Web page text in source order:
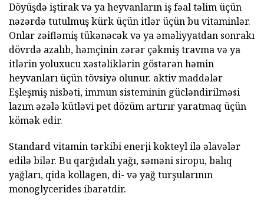
Döyüşdə iştirak və ya heyvanların iş fəal təlim üçün
nəzərdə tutulmuş kürk üçün itlər üçün bu vitaminlər.
Onlar zəifləmiş tükənəcək və ya əməliyyatdan sonrakı
dövrdə azalıb, həmçinin zərər çəkmiş travma və ya
itlərin yoluxucu xəstəliklərin göstərən həmin
heyvanları üçün tövsiyə olunur. aktiv maddələr
Eşleşmiş nisbəti, immun sisteminin gücləndirilməsi
lazım əzələ kütləvi pet dözüm artırır yaratmaq üçün
kömək edir.
Standard vitamin tərkibi enerji kokteyl ilə əlavələr
edilə bilər. Bu qarğıdalı yağı, səməni siropu, balıq
yağları, qida kollagen, di- və yağ turşularının
monoglycerides ibarətdir.